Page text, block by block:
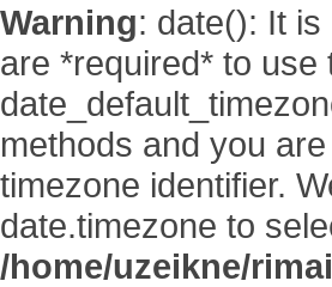
Warning: date(): It
are *required* to
methods and you
timezone identifier.
date.timezone to
/home/uzeikne/